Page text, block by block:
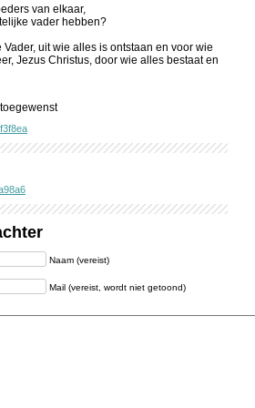
van elkaar,
vader hebben?
uit wie alles is ontstaan en voor wie
Jezus Christus, door wie alles bestaat en
f3f8ea
Naam (vereist)
Mail (vereist, wordt niet getoond)